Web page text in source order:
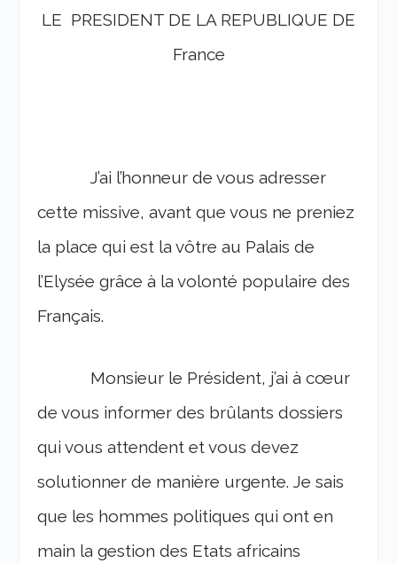
LE PRESIDENT DE LA REPUBLIQUE DE
France
J’ai l’honneur de vous adresser
cette missive, avant que vous ne preniez
la place qui est la vôtre au Palais de
l’Elysée grâce à la volonté populaire des
Français.
Monsieur le Président, j’ai à cœur
de vous informer des brûlants dossiers
qui vous attendent et vous devez
solutionner de manière urgente. Je sais
que les hommes politiques qui ont en
main la gestion des Etats africains